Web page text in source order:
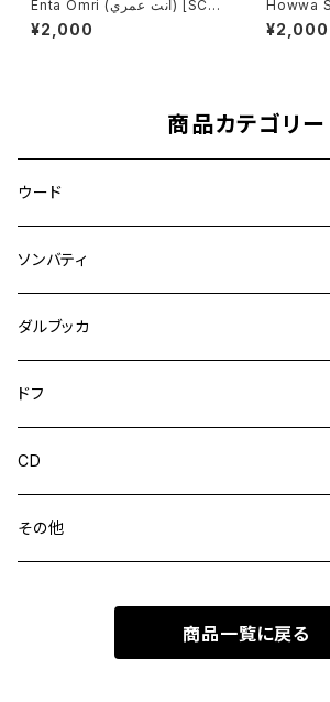
Enta Omri (أنت عمري) [SC-0
05]
¥2,000
Howwa
lab (هو صحيح الهوى غلاب) [SC
-006]
¥2,000
商品カテゴリー
ウード
アラブウード
トルコウード
ソンバティ
ダルブッカ
ダルブッカ
トールダルブッカ
陶器ダルブッカ
ドフ
CD
ウンム・クルスーム
アブデル・ハリム・ハーフェズ
その他
商品一覧に戻る